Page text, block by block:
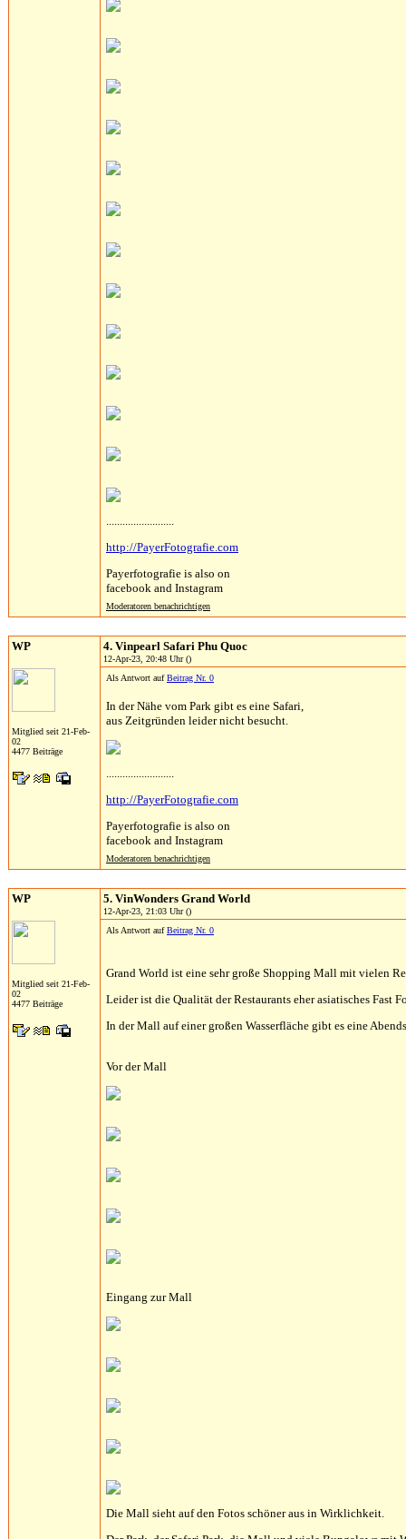
.........................
http://PayerFotografie.com
Payerfotografie is also on
facebook and Instagram
Moderatoren benachrichtigen
WP
Mitglied seit 21-Feb-
02
4477 Beiträge
4. Vinpearl Safari Phu Quoc
12-Apr-23, 20:48 Uhr ()
Als Antwort aufBeitrag Nr. 0
In der Nähe vom Park gibt es eine Safari,
aus Zeitgründen leider nicht besucht.
.........................
http://PayerFotografie.com
Payerfotografie is also on
facebook and Instagram
Moderatoren benachrichtigen
WP
Mitglied seit 21-Feb-
02
4477 Beiträge
5. VinWonders Grand World
12-Apr-23, 21:03 Uhr ()
Als Antwort aufBeitrag Nr. 0
Grand World ist eine sehr große Shopping Mall mit vielen
Leider ist die Qualität der Restaurants eher asiatisches Fast
In der Mall auf einer großen Wasserfläche gibt es eine
Vor der Mall
Eingang zur Mall
Die Mall sieht auf den Fotos schöner aus in Wirklichkeit.